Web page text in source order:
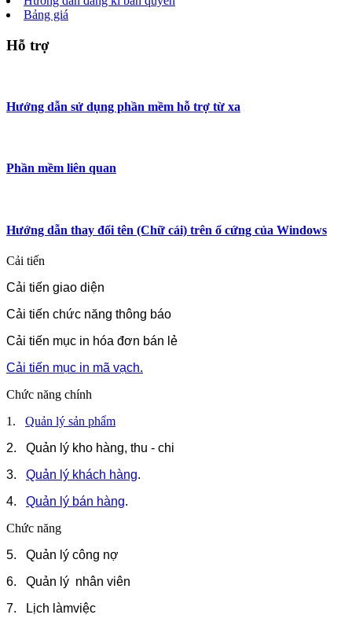
Bảng giá
Hỗ trợ
Hướng dẫn sử dụng phần mềm hỗ trợ từ xa
Phần mềm liên quan
Hướng dẫn thay đổi tên (Chữ cái) trên ổ cứng của Windows
Cải tiến
Cải tiến giao diện
Cải tiến chức năng thông báo
Cải tiến mục in hóa đơn bán lẻ
Cải tiến mục in mã vạch.
Chức năng chính
1. Quản lý sản phẩm
2. Quản lý kho hàng, thu - chi
3. Quản lý khách hàng.
4. Quản lý bán hàng.
Chức năng
5. Quản lý công nợ
6. Quản lý nhân viên
7. Lịch làmviệc